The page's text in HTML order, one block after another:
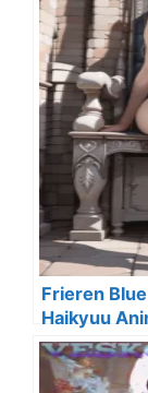
Frieren
Haikyuu